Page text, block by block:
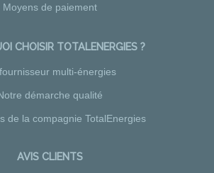
Moyens de paiement
CHOISIR TOTALENERGIES ?
multi-énergies
démarche qualité
de la compagnie TotalEnergies
AVIS CLIENTS